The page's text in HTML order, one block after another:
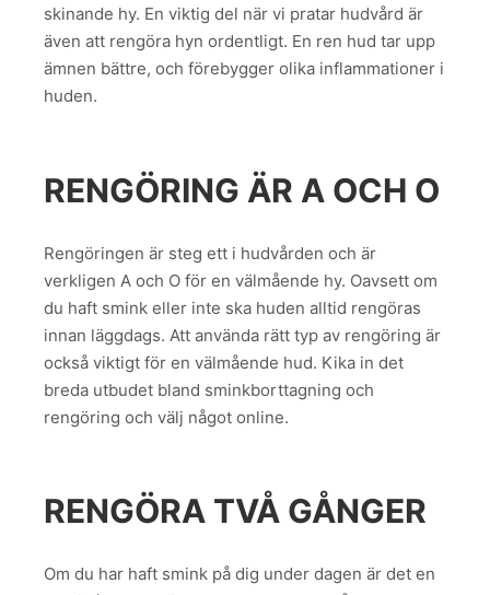
skinande hy. En viktig del när vi pratar hudvård är
även att rengöra hyn ordentligt. En ren hud tar upp
ämnen bättre, och förebygger olika inflammationer i
huden.
RENGÖRING ÄR A OCH O
Rengöringen är steg ett i hudvården och är
verkligen A och O för en välmående hy. Oavsett om
du haft smink eller inte ska huden alltid rengöras
innan läggdags. Att använda rätt typ av rengöring är
också viktigt för en välmående hud. Kika in det
breda utbudet bland sminkborttagning och
rengöring och välj något online.
RENGÖRA TVÅ GÅNGER
Om du har haft smink på dig under dagen är det en